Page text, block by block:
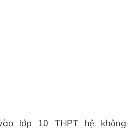
lớp 10 THPT hệ không